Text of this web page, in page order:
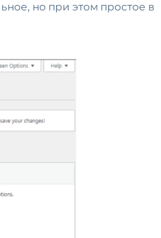
но при этом простое в